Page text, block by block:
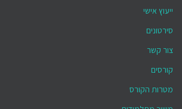
ייעוץ אישי
סירטונים
צור קשר
קורסים
מטרות הקורס